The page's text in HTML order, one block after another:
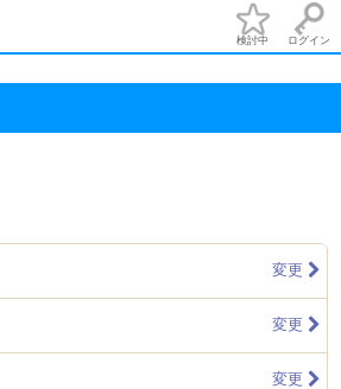
検討中 ログイン
変更
変更
変更